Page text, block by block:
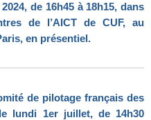
de 16h45 à 18h15, dans
de l’AICT de CUF, au
en présentiel.
de pilotage français des
lundi 1er juillet, de 14h30